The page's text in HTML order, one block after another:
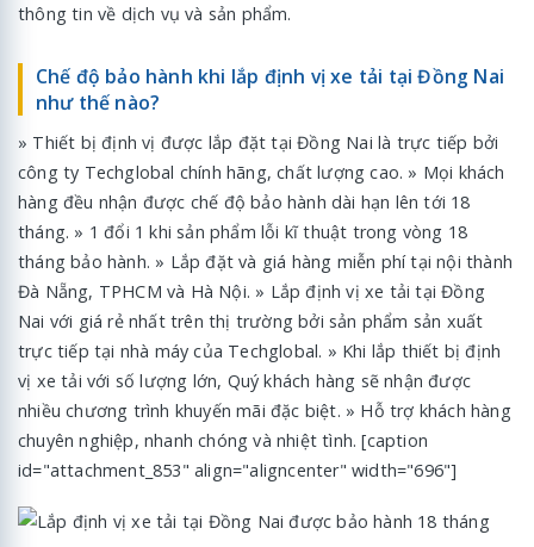
thông tin về dịch vụ và sản phẩm.
Chế độ bảo hành khi lắp định vị xe tải tại Đồng Nai
như thế nào?
» Thiết bị định vị được lắp đặt tại Đồng Nai là trực tiếp bởi
công ty Techglobal chính hãng, chất lượng cao. » Mọi khách
hàng đều nhận được chế độ bảo hành dài hạn lên tới 18
tháng. » 1 đổi 1 khi sản phẩm lỗi kĩ thuật trong vòng 18
tháng bảo hành. » Lắp đặt và giá hàng miễn phí tại nội thành
Đà Nẵng, TPHCM và Hà Nội. » Lắp định vị xe tải tại Đồng
Nai với giá rẻ nhất trên thị trường bởi sản phẩm sản xuất
trực tiếp tại nhà máy của Techglobal. » Khi lắp thiết bị định
vị xe tải với số lượng lớn, Quý khách hàng sẽ nhận được
nhiều chương trình khuyến mãi đặc biệt. » Hỗ trợ khách hàng
chuyên nghiệp, nhanh chóng và nhiệt tình. [caption
id="attachment_853" align="aligncenter" width="696"]